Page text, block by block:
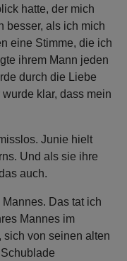
hatte, der mich
besser, als ich mich
eine Stimme, die ich
ihrem Mann jeden
durch die Liebe
klar, dass mein
Junie hielt
Und als sie ihre
auch.
Das tat ich
Mannes im
sich von seinen alten